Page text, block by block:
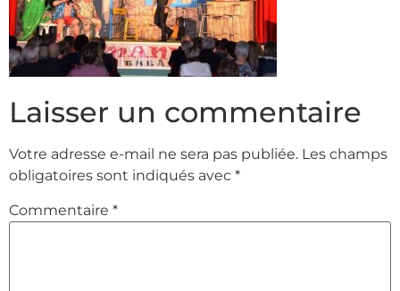
Laisser un commentaire
Votre adresse e-mail ne sera pas publiée. Les champs
obligatoires sont indiqués avec *
Commentaire *